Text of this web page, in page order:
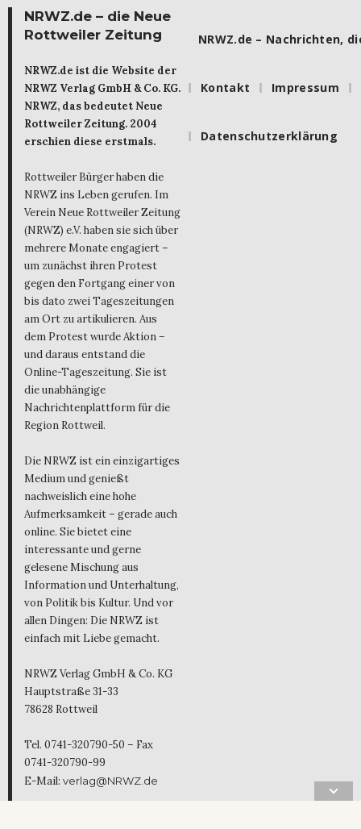
NRWZ.de – die Neue
Rottweiler Zeitung
NRWZ.de ist die Website der
NRWZ Verlag GmbH & Co. KG.
NRWZ, das bedeutet Neue
Rottweiler Zeitung. 2004
erschien diese erstmals.
Rottweiler Bürger haben die
NRWZ ins Leben gerufen. Im
Verein Neue Rottweiler Zeitung
(NRWZ) e.V. haben sie sich über
mehrere Monate engagiert –
um zunächst ihren Protest
gegen den Fortgang einer von
bis dato zwei Tageszeitungen
am Ort zu artikulieren. Aus
dem Protest wurde Aktion –
und daraus entstand die
Online-Tageszeitung. Sie ist
die unabhängige
Nachrichtenplattform für die
Region Rottweil.
Die NRWZ ist ein einzigartiges
Medium und genießt
nachweislich eine hohe
Aufmerksamkeit – gerade auch
online. Sie bietet eine
interessante und gerne
gelesene Mischung aus
Information und Unterhaltung,
von Politik bis Kultur. Und vor
allen Dingen: Die NRWZ ist
einfach mit Liebe gemacht.
NRWZ Verlag GmbH & Co. KG
Hauptstraße 31-33
78628 Rottweil
Tel. 0741-320790-50 – Fax
0741-320790-99
E-Mail: verlag@NRWZ.de
NRWZ.de – Nachrichten,
Kontakt Impressum
Datenschutzerklärung